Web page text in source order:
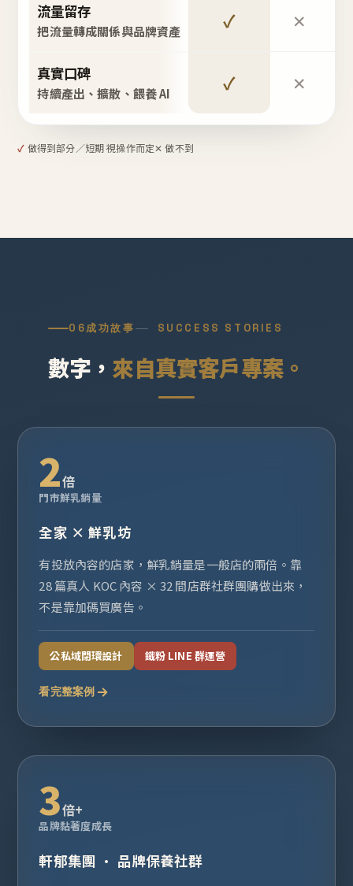
流量留存
把流量轉成關係與品牌資產 ✓ ✕
真實口碑
持續產出、擴散、餵養 AI ✓ ✕
✓ 做得到部分／短期 視操作而定✕ 做不到
06成功故事 SUCCESS STORIES
數字， 來自真實客戶專案。
2倍
門市鮮乳銷量
全家 × 鮮乳坊
有投放內容的店家，鮮乳銷量是一般店的兩倍。靠
28 篇真人 KOC 內容 × 32 間店群社群團購做出來，
不是靠加碼買廣告。
公私域閉環設計 鐵粉 LINE 群運營
看完整案例
3倍+
品牌黏著度成長
軒郁集團 · 品牌保養社群